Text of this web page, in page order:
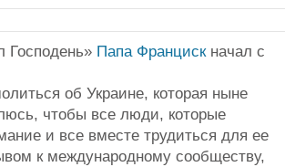
Господень» Папа Францискначал с
об Украине, которая ныне
чтобы все люди, которые
и все вместе трудиться для ее
к международному сообществу,